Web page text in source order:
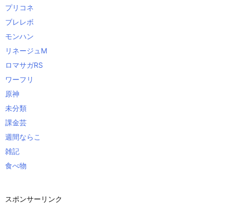
プリコネ
ブレレボ
モンハン
リネージュM
ロマサガRS
ワーフリ
原神
未分類
課金芸
週間ならこ
雑記
食べ物
スポンサーリンク